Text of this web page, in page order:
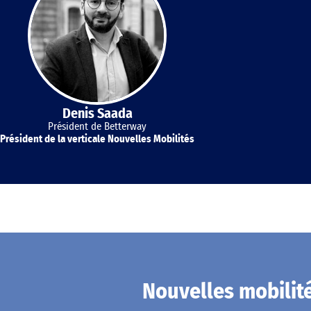
Denis Saada
Président de Betterway
Président de la verticale Nouvelles Mobilités
Nouvelles